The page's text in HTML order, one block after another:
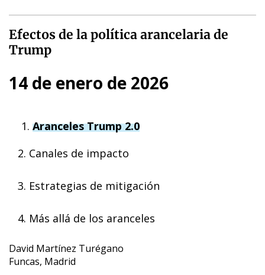
Efectos de la política arancelaria de
Trump
14 de enero de 2026
Aranceles Trump 2.0
2. Canales de impacto
3. Estrategias de mitigación
4. Más allá de los aranceles
David Martínez Turégano
Funcas, Madrid